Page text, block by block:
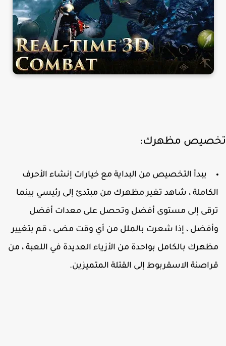
مظهرك:
يبدأ التخصيص من البداية مع خيارات إنشاء الأحرف
، شاهد تغير مظهرك من مبتدئ إلى رئيسي بينما
إلى مستوى أفضل وتحصل على معدات أفضل
، إذا شعرت بالملل من أي وقت مضى ، قم بتغيير
بالكامل بواحدة من الأزياء العديدة في اللعبة ، من
الاسقربوط إلى القتلة المتميزين.